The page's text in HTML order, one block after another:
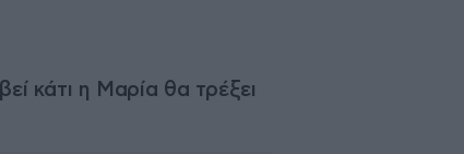
κάτι η Μαρία θα τρέξει